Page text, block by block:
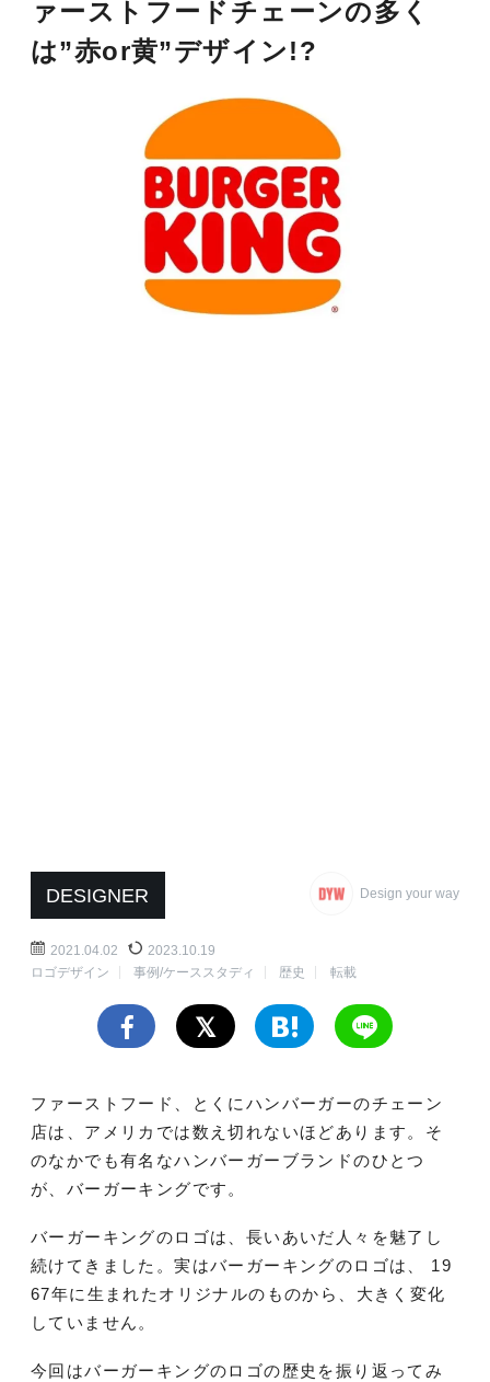
ァーストフードチェーンの多く
は”赤or黄”デザイン!?
DESIGNER Design your way
2021.04.02
2023.10.19
ロゴデザイン
事例/ケーススタディ 歴史 転載
ファーストフード、とくにハンバーガーのチェーン
店は、アメリカでは数え切れないほどあります。そ
のなかでも有名なハンバーガーブランドのひとつ
が、バーガーキングです。
バーガーキングのロゴは、長いあいだ人々を魅了し
続けてきました。実はバーガーキングのロゴは、 19
67年に生まれたオリジナルのものから、大きく変化
していません。
今回はバーガーキングのロゴの歴史を振り返ってみ